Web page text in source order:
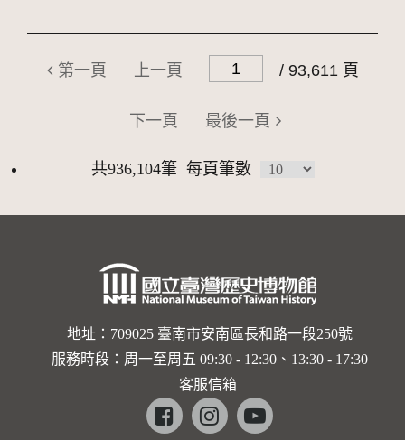
第一頁 上一頁 / 93,611 頁
下一頁 最後一頁
共936,104筆 每頁筆數
地址：709025 臺南市安南區長和路一段250號
服務時段：周一至周五 09:30 - 12:30、13:30 - 17:30
客服信箱
Facebookinstagramyoutube